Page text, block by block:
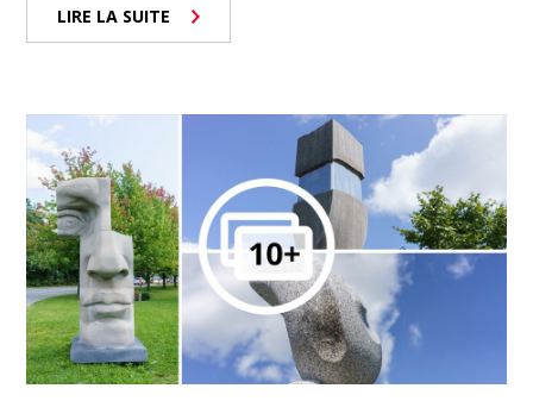
LIRE LA SUITE